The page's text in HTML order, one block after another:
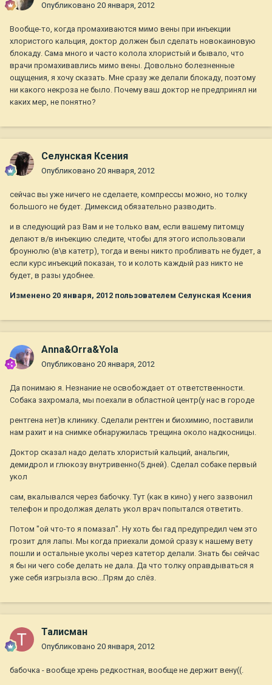
Опубликовано 20 января, 2012
Вообще-то, когда промахиваются мимо вены при инъекции
хлористого кальция, доктор должен был сделать новокаиновую
блокаду. Сама много и часто колола хлористый и бывало, что
врачи промахивавлись мимо вены. Довольно болезненные
ощущения, я хочу сказать. Мне сразу же делали блокаду, поэтому
ни какого некроза не было. Почему ваш доктор не предпринял ни
каких мер, не понятно?
Селунская Ксения
Опубликовано 20 января, 2012
сейчас вы уже ничего не сделаете, компрессы можно, но толку
большого не будет. Димексид обязательно разводить.
и в следующий раз Вам и не только вам, если вашему питомцу
делают в/в инъекцию следите, чтобы для этого использовали
броунюлю (в\в катетр), тогда и вены никто пробливать не будет, а
если курс инъекций показан, то и колоть каждый раз никто не
будет, в разы удобнее.
Изменено 20 января, 2012 пользователем Селунская Ксения
Anna&Orra&Yola
Опубликовано 20 января, 2012
Да понимаю я. Незнание не освобождает от ответственности.
Собака захромала, мы поехали в областной центр(у нас в городе
рентгена нет)в клинику. Сделали рентген и биохимию, поставили
нам рахит и на снимке обнаружилась трещина около надкосницы.
Доктор сказал надо делать хлористый кальций, анальгин,
демидрол и глюкозу внутривенно(5 дней). Сделал собаке первый
укол
сам, вкалывался через бабочку. Тут (как в кино) у него зазвонил
телефон и продолжая делать укол врач попытался ответить.
Потом "ой что-то я помазал". Ну хоть бы гад предупредил чем это
грозит для лапы. Мы когда приехали домой сразу к нашему вету
пошли и остальные уколы через катетор делали. Знать бы сейчас
я бы ни чего собе делать не дала. Да что толку оправдываться я
уже себя изгрызла всю...Прям до слёз.
Талисман
Опубликовано 20 января, 2012
бабочка - вообще хрень редкостная, вообще не держит вену((.